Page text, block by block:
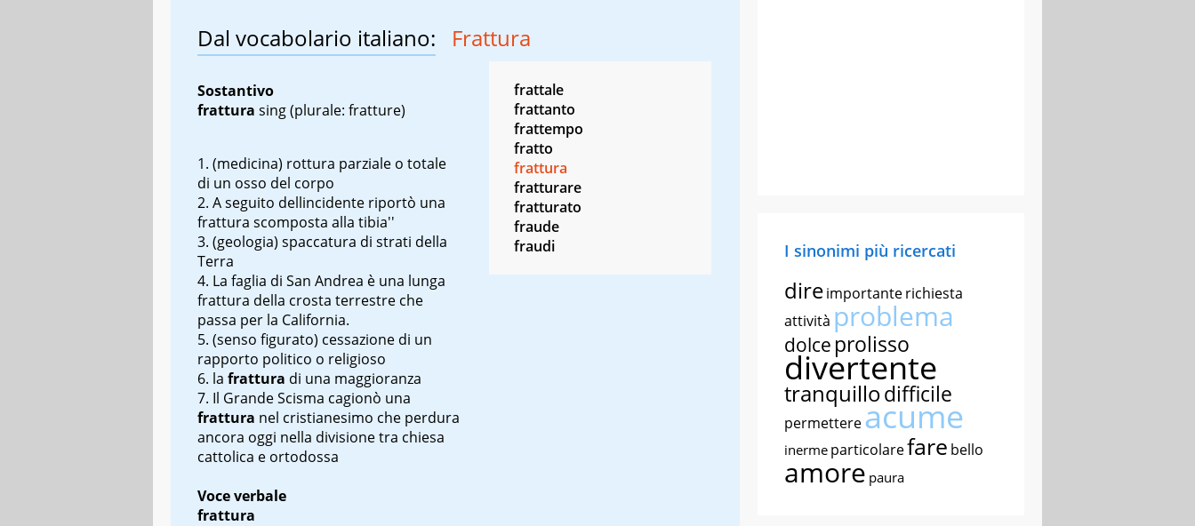
Dal vocabolario italiano: Frattura
Sostantivo
frattura sing(plurale: fratture)
(medicina) rottura parziale o totale
di un osso del corpo
A seguito dellincidente riportò una
frattura scomposta alla tibia''
(geologia) spaccatura di strati della
Terra
La faglia di San Andrea è una lunga
frattura della crosta terrestre che
passa per la California.
(senso figurato) cessazione di un
rapporto politico o religioso
la frattura di una maggioranza
Il Grande Scisma cagionò una
frattura nel cristianesimo che perdura
ancora oggi nella divisione tra chiesa
cattolica e ortodossa
Voce verbale
frattura
frattale
frattanto
frattempo
fratto
frattura
fratturare
fratturato
fraude
fraudi
I sinonimi più ricercati
direimportanterichiesta
attività problema
dolce prolisso
divertente
tranquillodifficile
permettereacume
inerme particolarefare bello
amore paura